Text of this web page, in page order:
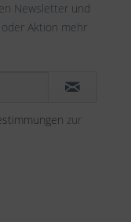
Newsletter und
Aktion mehr
zur